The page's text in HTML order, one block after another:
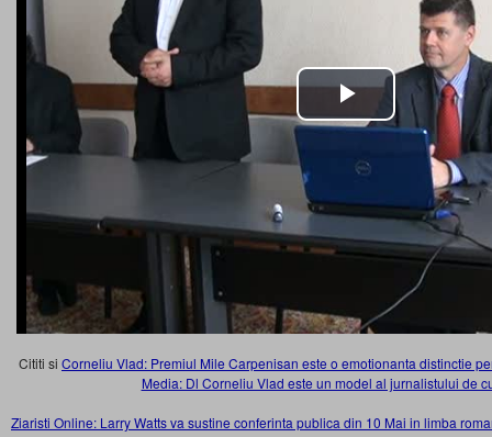
Cititi si Corneliu Vlad: Premiul Mile Carpenisan este o emotionanta distinctie
Media: Dl Corneliu Vlad este un model al jurnalistului de
Ziaristi Online: Larry Watts va sustine conferinta publica din 10 Mai in limba